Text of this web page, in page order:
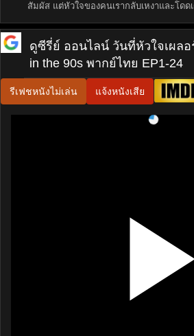
สัมผัส แต่หัวใจของคนเรากลับเหงาและโดด
ดูซีรี่ย์ ออนไลน์ วันที่หัวใจเผลอ
in the 90s พากย์ไทย EP1-24
รีเฟชหนังไม่เล่น แจ้งหนังเสีย